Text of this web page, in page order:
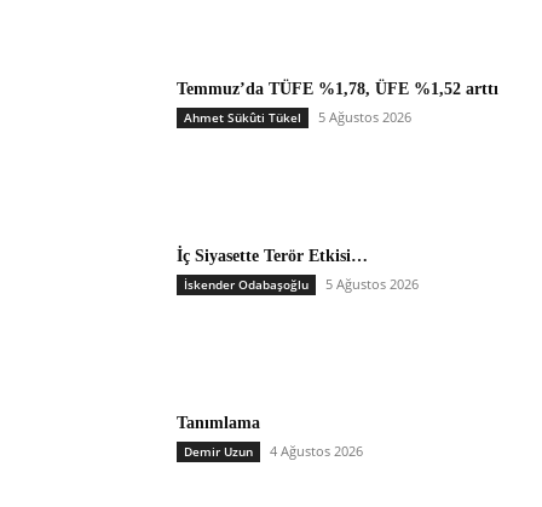
Temmuz’da TÜFE %1,78, ÜFE %1,52 arttı
Ahmet Sükûti Tükel 5 Ağustos 2026
İç Siyasette Terör Etkisi…
İskender Odabaşoğlu 5 Ağustos 2026
Tanımlama
Demir Uzun 4 Ağustos 2026